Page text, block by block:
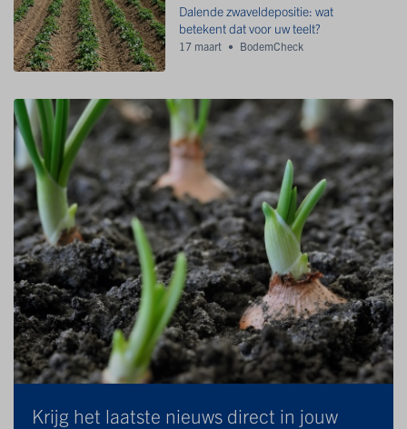
Dalende zwaveldepositie: wat
betekent dat voor uw teelt?
17 maart BodemCheck
Krijg het laatste nieuws direct in jouw